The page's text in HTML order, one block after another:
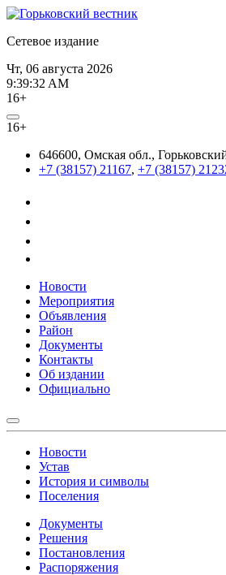
Сетевое издание
Чт, 06 августа 2026
9:39:32 AM
16+
16+
646600, Омская обл.,
+7 (38157) 21167, +7 (38157)
Новости
Мероприятия
Объявления
Район
Документы
Контакты
Об издании
Официально
Новости
Устав
История и символы
Поселения
Документы
Решения
Постановления
Распоряжения